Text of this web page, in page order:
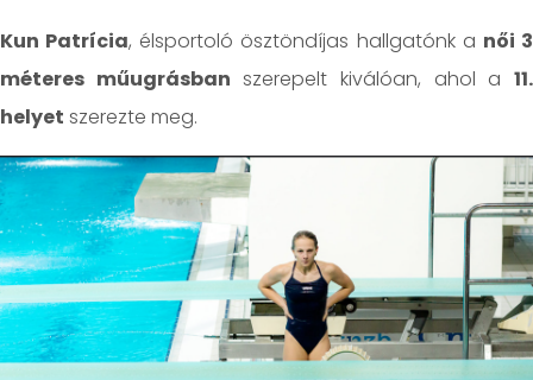
Kun Patrícia, élsportoló ösztöndíjas hallgatónk a női 3
méteres műugrásban szerepelt kiválóan, ahol a11.
helyet szerezte meg.